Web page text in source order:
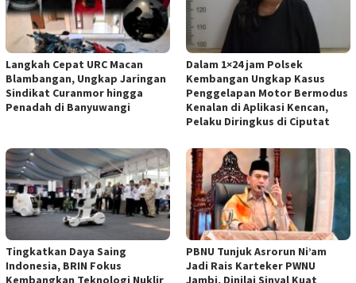
Langkah Cepat URC Macan
Blambangan, Ungkap Jaringan
Sindikat Curanmor hingga
Penadah di Banyuwangi
Dalam 1×24 jam Polsek
Kembangan Ungkap Kasus
Penggelapan Motor Bermodus
Kenalan di Aplikasi Kencan,
Pelaku Diringkus di Ciputat
Tingkatkan Daya Saing
Indonesia, BRIN Fokus
Kembangkan Teknologi Nuklir
PBNU Tunjuk Asrorun Ni’am
Jadi Rais Karteker PWNU
Jambi, Dinilai Sinyal Kuat